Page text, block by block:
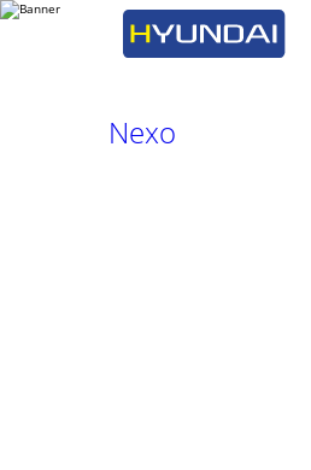
Nexo